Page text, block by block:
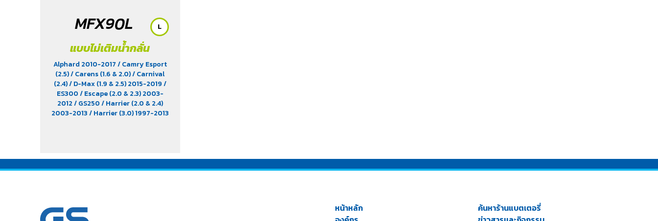
MFX90L
แบบไม่เติมน้ำกลั่น
Alphard 2010-2017/ Camry Esport
(2.5)/ Carens (1.6 & 2.0)/ Carnival
(2.4)/ D-Max (1.9 & 2.5) 2015-2019/
ES300/ Escape (2.0 & 2.3) 2003-
2012/ GS250/ Harrier (2.0 & 2.4)
2003-2013/ Harrier (3.0) 1997-2013
(1.6)/ Teana/ Tribute/ Triton (2.4)
Gasoline/ Triton (Single cab) 2014-
L
หน้าหลัก
ค้นหาร้านแบตเตอรี่